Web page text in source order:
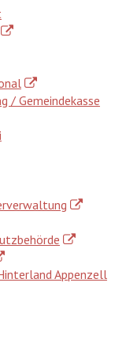
/ Gemeindekasse
Appenzell